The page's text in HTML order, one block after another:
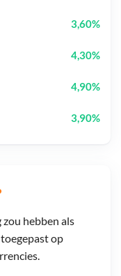
zou hebben als
op
3,60%
4,30%
4,90%
3,90%